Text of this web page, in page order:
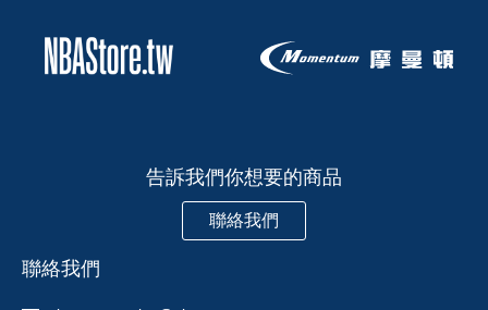
告訴我們你想要的商品
聯絡我們
聯絡我們